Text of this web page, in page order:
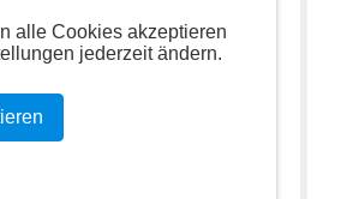
diesen Inhalt anzuzeigen.
alle Cookies akzeptieren
jederzeit ändern.